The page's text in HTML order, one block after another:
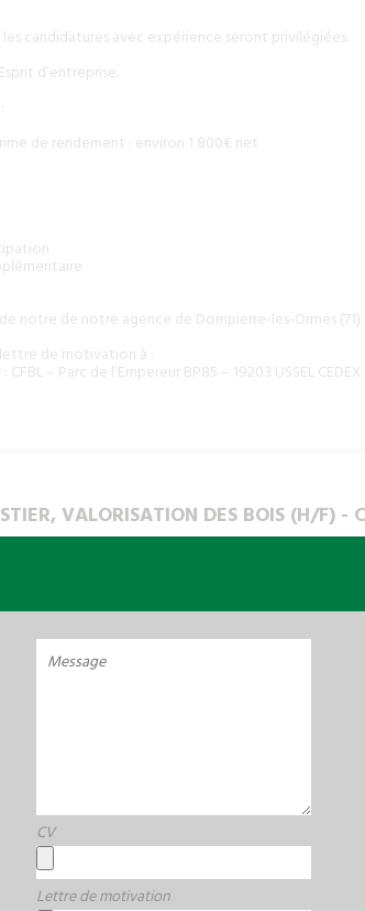
candidatures avec expérience seront privilégiées.
d’entreprise.
de rendement : environ 1 800€ net
notre de notre agence de Dompierre-les-Ormes (71)
de motivation à :
– Parc de l’Empereur BP85 – 19203 USSEL CEDEX
VALORISATION DES BOIS (H/F) -
propriétaires forestiers passionnés, le groupe CFBL
implantés localement en Nouvelle Aquitaine,
changement climatique.
forestier en valorisation des bois en CDI temps
de valorisation des bois sur le territoire de
au Directeur d’Agence, vous intégrez une
avec les propriétaires adhérents afin de garantir
et contrôler les chantiers de valorisation des bois ;
équipes sous-traitantes ;
commercialisation des bois du secteur d’affectation ;
des chantiers de valorisation des bois ;
d’objectifs.
CV
Lettre de motivation